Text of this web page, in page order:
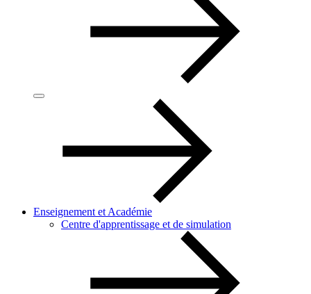
Enseignement et Académie
Centre d'apprentissage et de simulation